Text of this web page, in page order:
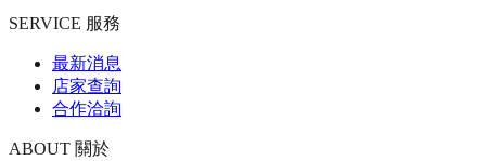
SERVICE 服務
最新消息
店家查詢
合作洽詢
ABOUT 關於